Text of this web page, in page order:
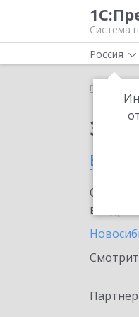
Система
Россия
Главная
в